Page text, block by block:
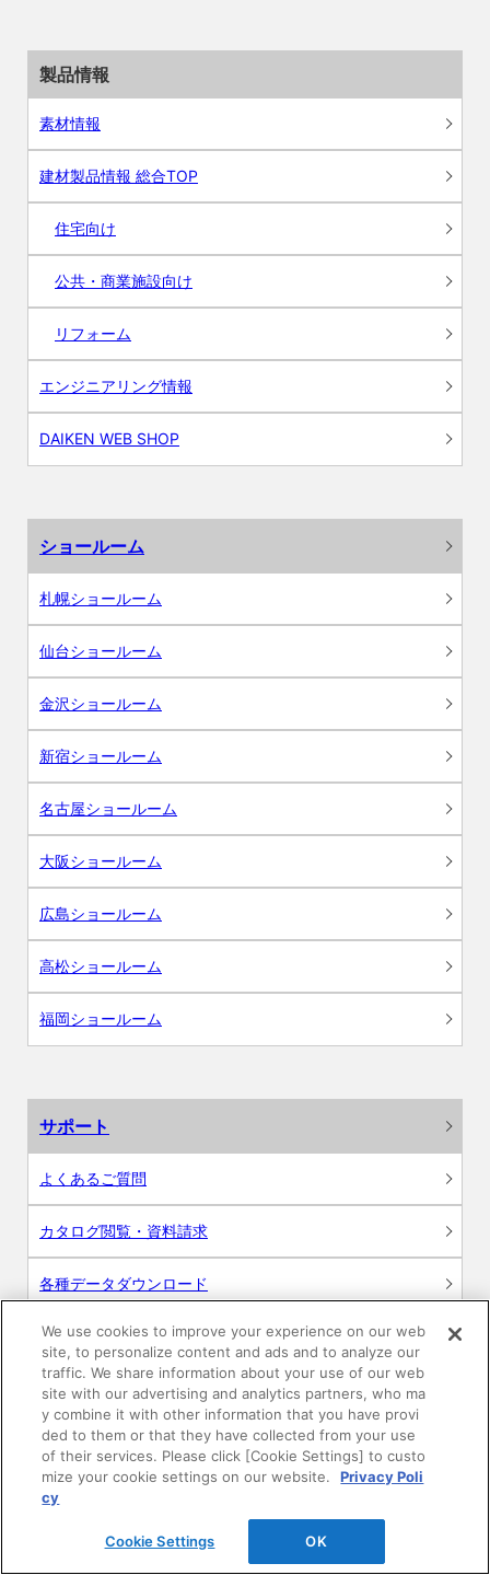
製品情報
素材情報
建材製品情報 総合TOP
住宅向け
公共・商業施設向け
リフォーム
エンジニアリング情報
DAIKEN WEB SHOP
ショールーム
札幌ショールーム
仙台ショールーム
金沢ショールーム
新宿ショールーム
名古屋ショールーム
大阪ショールーム
広島ショールーム
高松ショールーム
福岡ショールーム
サポート
よくあるご質問
カタログ閲覧・資料請求
各種データダウンロード
WEB見積・各種シミュレーション
交換用部品の購入
修理・点検
お問い合わせ
ログイン
We use cookies to improve your experience on our web
site, to personalize content and ads and to analyze our
traffic. We share information about your use of our web
site with our advertising and analytics partners, who ma
y combine it with other information that you have provi
ded to them or that they have collected from your use
of their services. Please click [Cookie Settings] to custo
mize your cookie settings on our website.
Privacy Poli
cy
Cookie Settings OK